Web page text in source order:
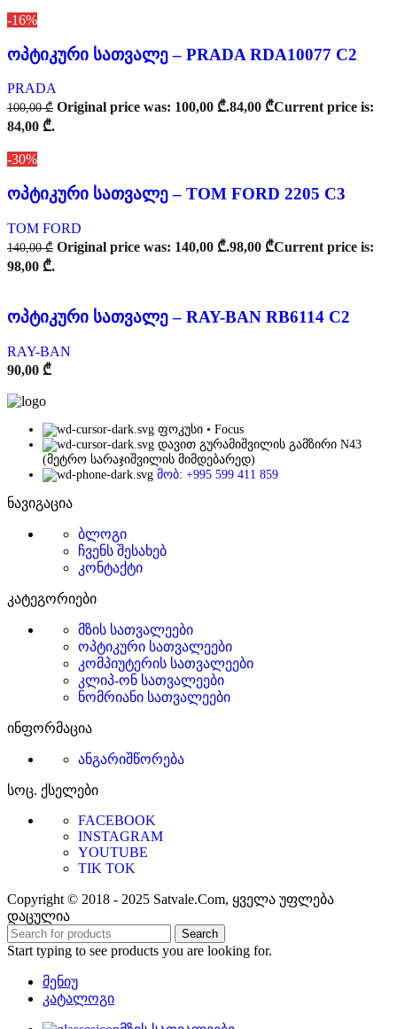
-16%
ოპტიკური სათვალე – PRADA RDA10077 C2
PRADA
100,00₾ Original price was: 100,00 ₾.84,00 ₾Current price is:
84,00 ₾.
-30%
ოპტიკური სათვალე – TOM FORD 2205 C3
TOM FORD
140,00₾ Original price was: 140,00 ₾.98,00 ₾Current price is:
98,00 ₾.
ოპტიკური სათვალე – RAY-BAN RB6114 C2
RAY-BAN
90,00 ₾
ფოკუსი • Focus
დავით გურამიშვილის გამზირი N43
(მეტრო სარაჯიშვილის მიმდებარედ)
მობ: +995 599 411 859
ნავიგაცია
ბლოგი
ჩვენს შესახებ
კონტაქტი
კატეგორიები
მზის სათვალეები
ოპტიკური სათვალეები
კომპიუტერის სათვალეები
კლიპ-ონ სათვალეები
ნომრიანი სათვალეები
ინფორმაცია
ანგარიშწორება
სოც. ქსელები
FACEBOOK
INSTAGRAM
YOUTUBE
TIK TOK
Copyright © 2018 - 2025 Satvale.Com, ყველა უფლება
დაცულია
Search
Start typing to see products you are looking for.
მენიუ
კატალოგი